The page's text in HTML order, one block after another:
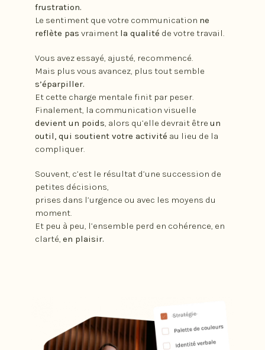
frustration.
Le sentiment que votre communication ne
reflète pas vraiment la qualité de votre travail.
Vous avez essayé, ajusté, recommencé.
Mais plus vous avancez, plus tout semble
s’éparpiller.
Et cette charge mentale finit par peser.
Finalement, la communication visuelle
devient un poids , alors qu’elle devrait êtreun
outil, qui soutient votre activité au lieu de la
compliquer.
Souvent, c’est le résultat d’une succession de
petites décisions,
prises dans l’urgence ou avec les moyens du
moment.
Et peu à peu, l’ensemble perd en cohérence, en
clarté,en plaisir.